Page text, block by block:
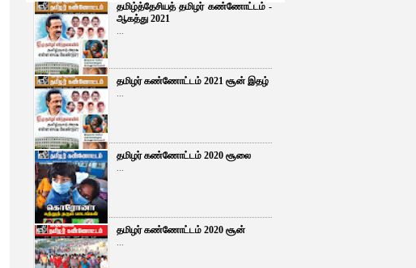
தமிழ்த்தேசியத் தமிழர் கண்ணோட்டம் -
ஆகத்து 2021
...
தமிழர் கண்ணோட்டம் 2021 சூன் இதழ்
...
தமிழர் கண்ணோட்டம் 2020 சூலை
...
தமிழர் கண்ணோட்டம் 2020 சூன்
...